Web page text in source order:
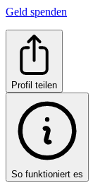
Geld spenden
Profil teilen
So funktioniert es